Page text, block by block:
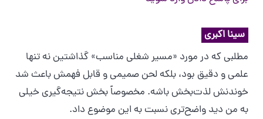
سینا اکبری
مطلبی که در مورد «مسیر شغلی مناسب» گذاشتین نه تنها
علمی و دقیق بود، بلکه لحن صمیمی و قابل فهمش باعث شد
خوندنش لذت‌بخش باشه. مخصوصاً بخش نتیجه‌گیری خیلی
به من دید واضح‌تری نسبت به این موضوع داد.